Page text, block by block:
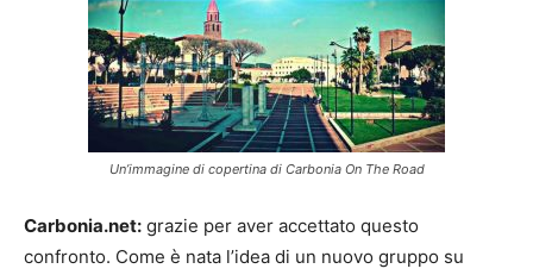
Un’immagine di copertina di Carbonia On The Road
Carbonia.net: grazie per aver accettato questo
confronto. Come è nata l’idea di un nuovo gruppo su